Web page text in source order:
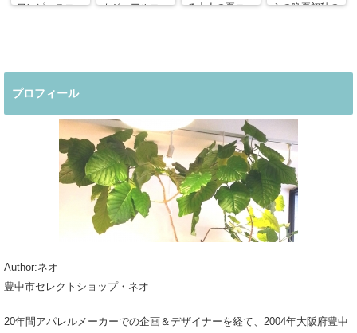
ワンピースコー
カジュアルコー
る大人の夏コー
らの晩夏初秋の
プロフィール
Author:ネオ
豊中市セレクトショップ・ネオ
20年間アパレルメーカーでの企画＆デザイナーを経て、2004年大阪府豊中